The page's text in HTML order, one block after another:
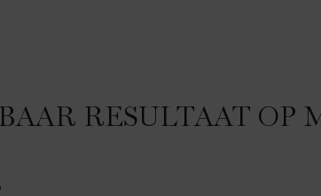
RESULTAAT OP